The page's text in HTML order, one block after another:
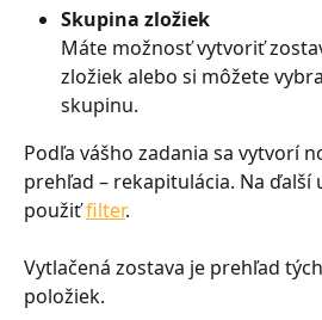
Skupina zložiek
Máte možnosť vytvoriť
zložiek alebo si môžete
skupinu.
Podľa vášho zadania sa vytvorí
prehľad – rekapitulácia. Na ďalší
použiť filter.
Vytlačená zostava je prehľad
položiek.